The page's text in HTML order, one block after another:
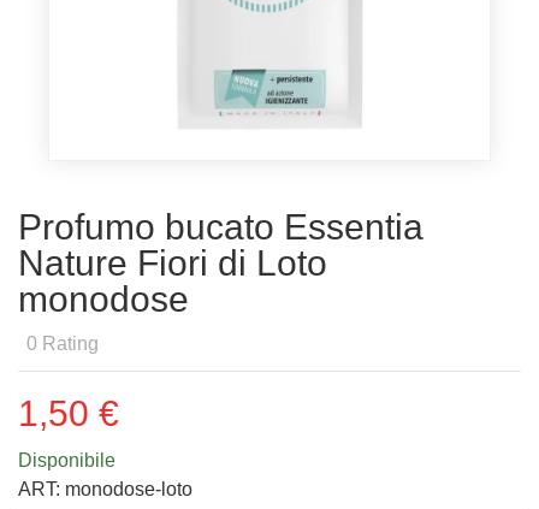
Profumo bucato Essentia
Nature Fiori di Loto
monodose
0 Rating
1,50 €
Disponibile
ART: monodose-loto